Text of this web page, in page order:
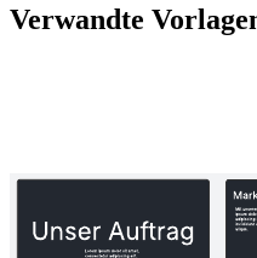
Verwandte